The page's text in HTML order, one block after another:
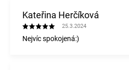
Kateřina Herčíková
25.3.2024
Nejvíc spokojená:)